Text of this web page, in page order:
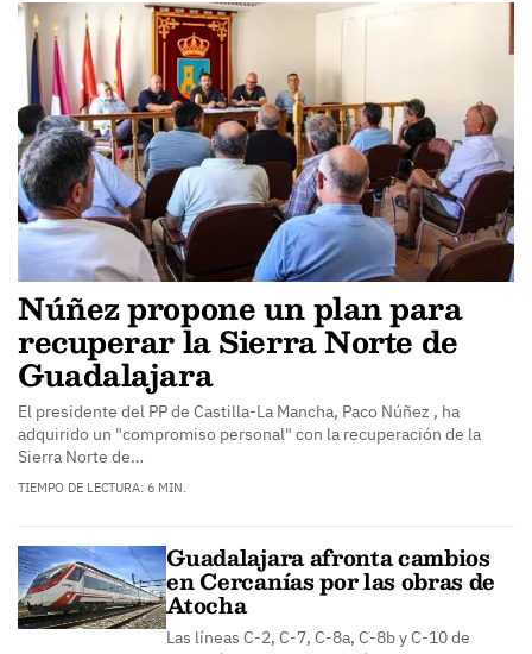
Núñez propone un plan para
recuperar la Sierra Norte de
Guadalajara
El presidente del PP de Castilla-La Mancha, Paco Núñez , ha
adquirido un "compromiso personal" con la recuperación de la
Sierra Norte de…
TIEMPO DE LECTURA: 6 MIN.
Guadalajara afronta cambios
en Cercanías por las obras de
Atocha
Las líneas C-2, C-7, C-8a, C-8b y C-10 de